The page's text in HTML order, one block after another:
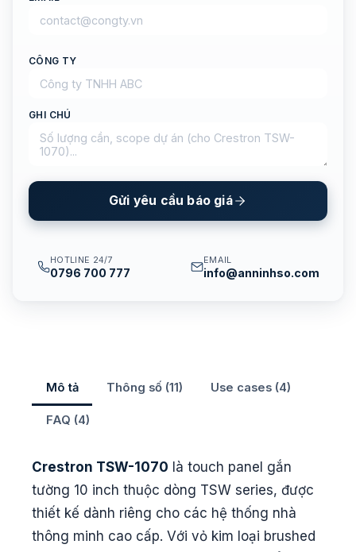
CÔNG TY
GHI CHÚ
Gửi yêu cầu báo giá
HOTLINE 24/7
0796 700 777
EMAIL
info@anninhso.com
Mô tả Thông số (11) Use cases (4)
FAQ (4)
Crestron TSW-1070 là touch panel gắn
tường 10 inch thuộc dòng TSW series, được
thiết kế dành riêng cho các hệ thống nhà
thông minh cao cấp. Với vỏ kim loại brushed